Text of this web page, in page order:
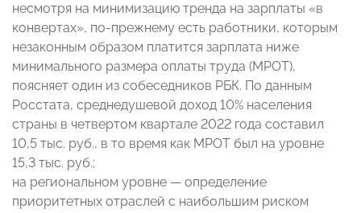
несмотря на минимизацию тренда на зарплаты «в
конвертах», по-прежнему есть работники, которым
незаконным образом платится зарплата ниже
минимального размера оплаты труда (МРОТ),
поясняет один из собеседников РБК. По данным
Росстата, среднедушевой доход 10% населения
страны в четвертом квартале 2022 года составил
10,5 тыс. руб., в то время как МРОТ был на уровне
15,3 тыс. руб.;
на региональном уровне — определение
приоритетных отраслей с наибольшим риском